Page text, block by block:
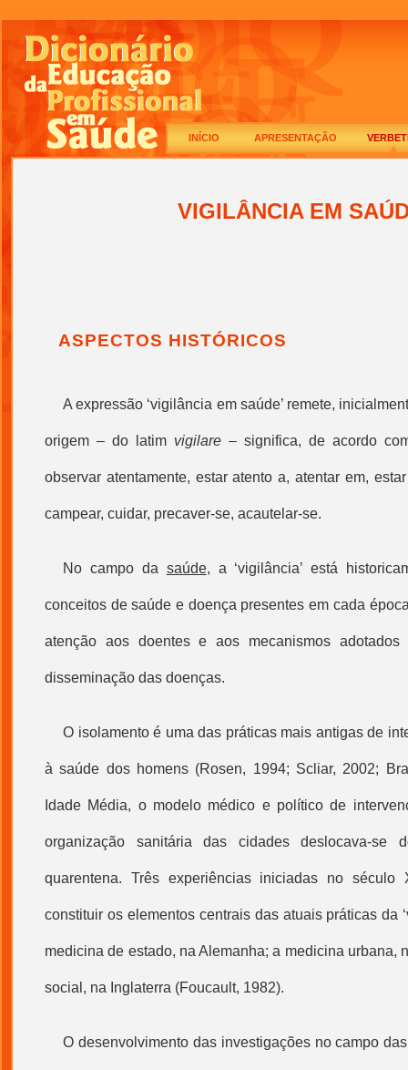
INÍCIO APRESENTAÇÃO
VIGILÂNCIA EM
ASPECTOS HISTÓRICOS
A expressão ‘vigilância em saúde’ remete,
origem – do latim vigilare – significa, de acordo
observar atentamente, estar atento a, atentar em,
campear, cuidar, precaver-se, acautelar-se.
No campo da saúde, a ‘vigilância’ está
conceitos de saúde e doença presentes em cada
atenção aos doentes e aos mecanismos
disseminação das doenças.
O isolamento é uma das práticas mais antigas de
à saúde dos homens (Rosen, 1994; Scliar, 2002;
Idade Média, o modelo médico e político de
organização sanitária das cidades deslocava-se
quarentena. Três experiências iniciadas no século
constituir os elementos centrais das atuais práticas da ‘
medicina de estado, na Alemanha; a medicina urbana,
social, na Inglaterra (Foucault, 1982).
O desenvolvimento das investigações no campo